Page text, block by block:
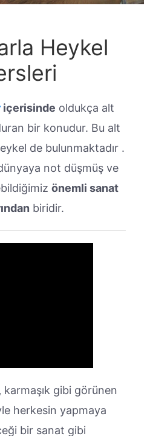
Heykel
içerisinde oldukça alt
bir konudur. Bu alt
de bulunmaktadır .
not düşmüş ve
önemli sanat
biridir.
karmaşık gibi görünen
herkesin yapmaya
bir sanat gibi